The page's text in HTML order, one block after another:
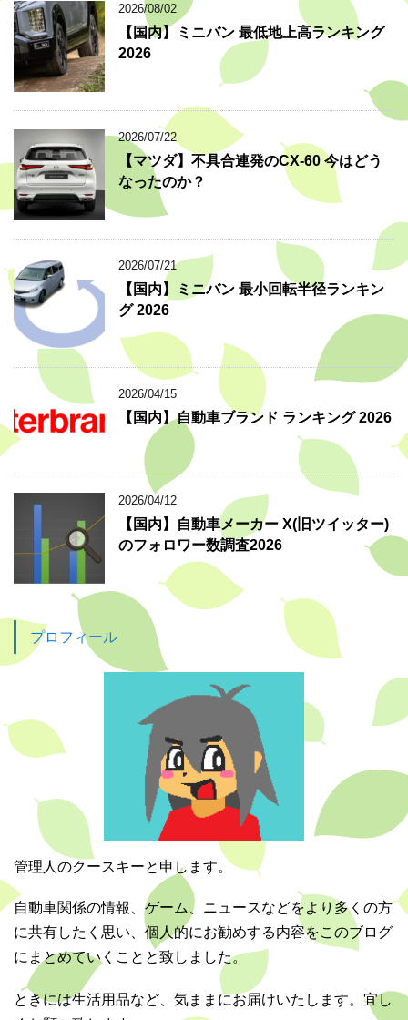
2026/08/02
【国内】ミニバン 最低地上高ランキング
2026
2026/07/22
【マツダ】不具合連発のCX-60 今はどう
なったのか？
2026/07/21
【国内】ミニバン 最小回転半径ランキン
グ 2026
2026/04/15
【国内】自動車ブランド ランキング 2026
2026/04/12
【国内】自動車メーカー X(旧ツイッター)
のフォロワー数調査2026
プロフィール
管理人のクースキーと申します。
自動車関係の情報、ゲーム、ニュースなどをより多くの方
に共有したく思い、個人的にお勧めする内容をこのブログ
にまとめていくことと致しました。
ときには生活用品など、気ままにお届けいたします。宜し